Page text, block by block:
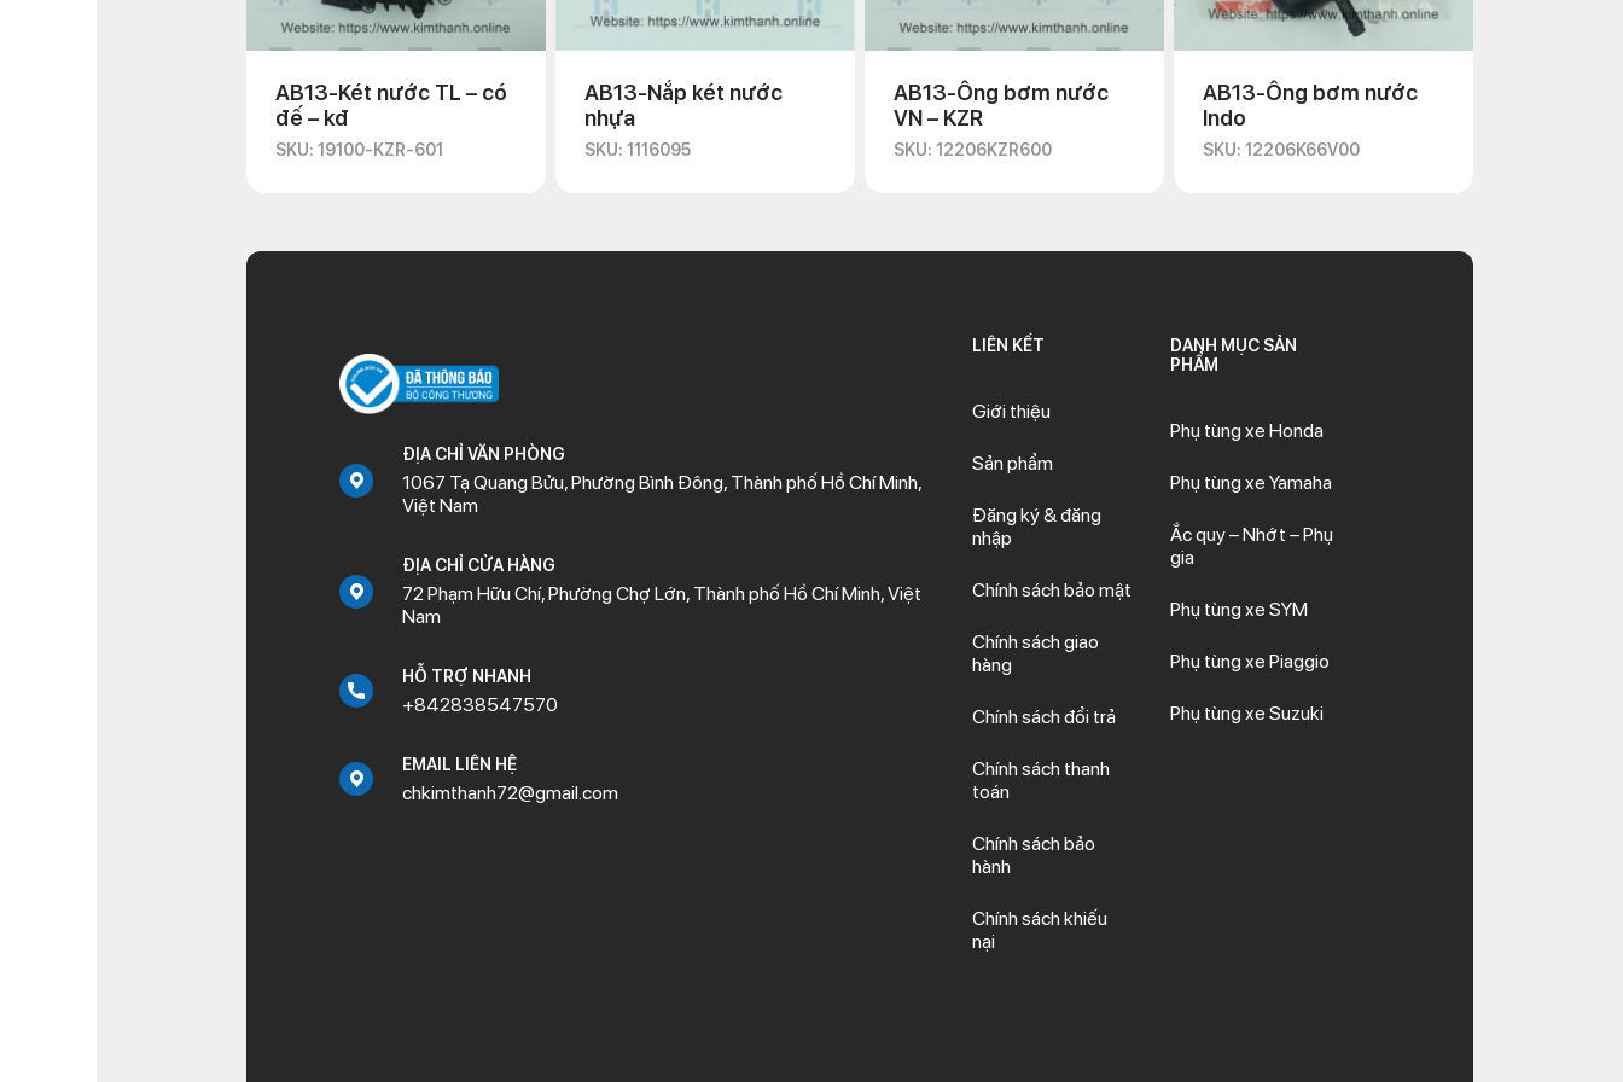
AB13-Két nước TL – có
đế – kđ
SKU: 19100-KZR-601
AB13-Nắp két nước
nhựa
SKU: 1116095
AB13-Ống bơm nước
VN – KZR
SKU: 12206KZR600
AB13-Ống bơm nước
Indo
SKU: 12206K66V00
ĐỊA CHỈ VĂN PHÒNG
1067 Tạ Quang Bửu, Phường Bình Đông, Thành phố Hồ Chí Minh,
Việt Nam
ĐỊA CHỈ CỬA HÀNG
72 Phạm Hữu Chí, Phường Chợ Lớn, Thành phố Hồ Chí Minh, Việt
Nam
HỖ TRỢ NHANH
+842838547570
EMAIL LIÊN HỆ
chkimthanh72@gmail.com
LIÊN KẾT
Giới thiệu
Sản phẩm
Đăng ký & đăng
nhập
Chính sách bảo mật
Chính sách giao
hàng
Chính sách đổi trả
Chính sách thanh
toán
Chính sách bảo
hành
Chính sách khiếu
nại
DANH MỤC SẢN
PHẨM
Phụ tùng xe Honda
Phụ tùng xe Yamaha
Ắc quy – Nhớt – Phụ
gia
Phụ tùng xe SYM
Phụ tùng xe Piaggio
Phụ tùng xe Suzuki